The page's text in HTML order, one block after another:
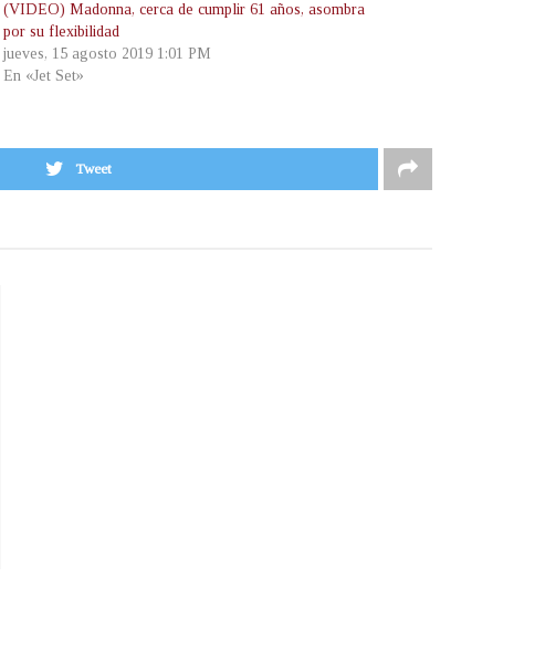
(VIDEO) Madonna, cerca de cumplir 61 años, asombra
por su flexibilidad
jueves, 15 agosto 2019 1:01 PM
En «Jet Set»
Tweet